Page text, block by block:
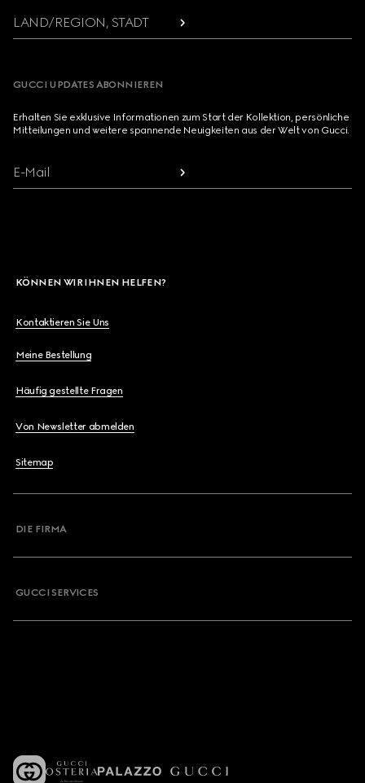
LAND/REGION, STADT
GUCCI UPDATES ABONNIEREN
Erhalten Sie exklusive Informationen zum Start der Kollektion, persönliche
Mitteilungen und weitere spannende Neuigkeiten aus der Welt von Gucci.
E-Mail
KÖNNEN WIR IHNEN HELFEN?
Kontaktieren Sie Uns
Meine Bestellung
Häufig gestellte Fragen
Von Newsletter abmelden
Sitemap
DIE FIRMA
GUCCI SERVICES